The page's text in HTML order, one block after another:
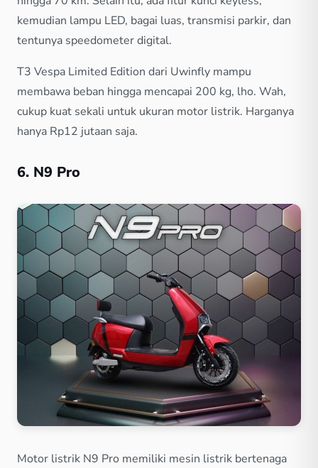
kemudian lampu LED, bagai luas, transmisi parkir, dan
tentunya speedometer digital.
T3 Vespa Limited Edition dari Uwinfly mampu
membawa beban hingga mencapai 200 kg, lho. Wah,
cukup kuat sekali untuk ukuran motor listrik. Harganya
hanya Rp12 jutaan saja.
6. N9 Pro
Motor listrik N9 Pro memiliki mesin listrik bertenaga